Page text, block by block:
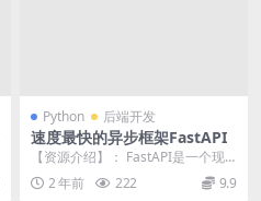
Python 后端开发
速度最快的异步框架FastAPI
【资源介绍】： FastAPI是一个现
代、快速的Python Web框架，用于
构...2 年前 222 9.9